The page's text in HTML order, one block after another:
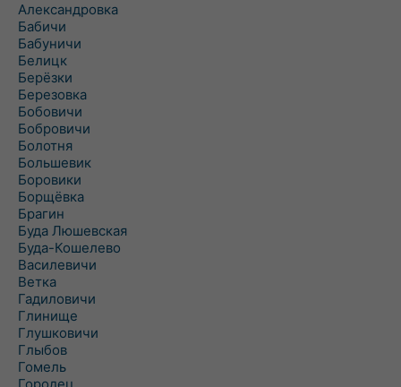
Александровка
Бабичи
Бабуничи
Белицк
Берёзки
Березовка
Бобовичи
Бобровичи
Болотня
Большевик
Боровики
Борщёвка
Брагин
Буда Люшевская
Буда-Кошелево
Василевичи
Ветка
Гадиловичи
Глинище
Глушковичи
Глыбов
Гомель